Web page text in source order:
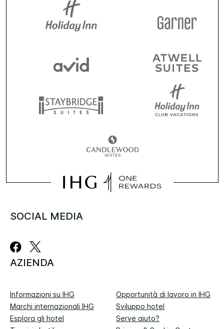
SOCIAL MEDIA
AZIENDA
Informazioni su IHG
Opportunità di lavoro in IHG
Marchi internazionali IHG
Sviluppo hotel
Esplora gli hotel
Serve aiuto?